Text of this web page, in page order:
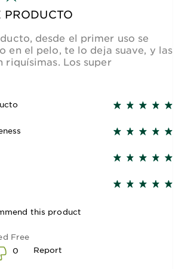
PRODUCTO
desde el primer uso se
en el pelo, te lo deja suave, y las
riquísimas. Los super
this product
Free
0 Report